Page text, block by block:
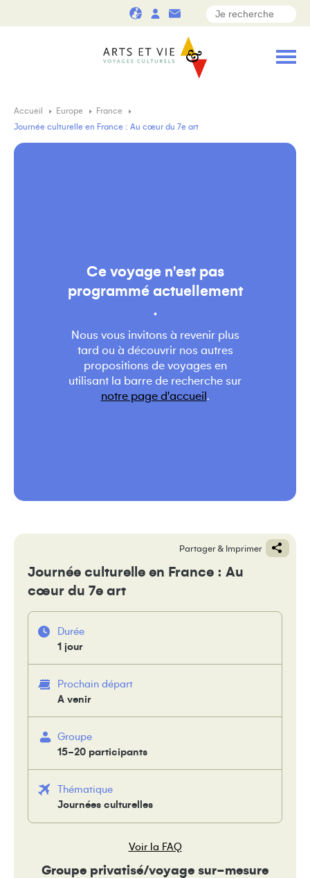
Accueil Europe
France
Journée culturelle en France : Au cœur du 7e art
Ce voyage n'est pas
programmé actuellement
.
Nous vous invitons à revenir plus
tard ou à découvrir nos autres
propositions de voyages en
utilisant la barre de recherche sur
notre page d'accueil .
Partager & Imprimer
Journée culturelle en France : Au
cœur du 7e art
Durée
1 jour
Prochain départ
A venir
Groupe
15-20 participants
Thématique
Journées culturelles
Voir la FAQ
Groupe privatisé/voyage sur-mesure